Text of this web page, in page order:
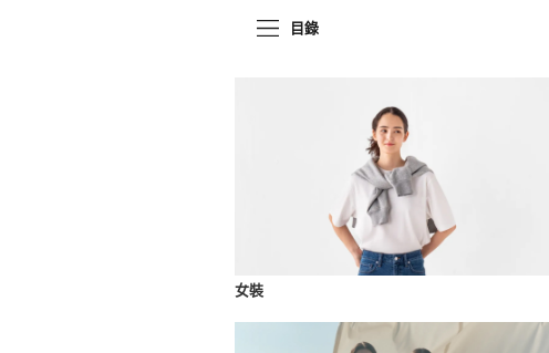
目錄
女裝